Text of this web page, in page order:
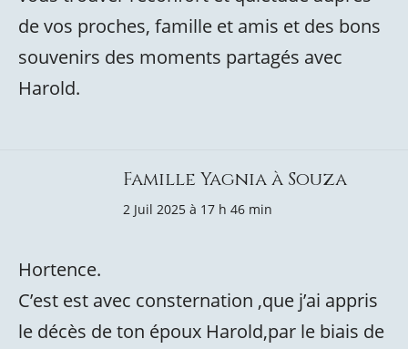
de vos proches, famille et amis et des bons
souvenirs des moments partagés avec
Harold.
Famille Yagnia à Souza
2 Juil 2025 à 17 h 46 min
Hortence.
C’est est avec consternation ,que j’ai appris
le décès de ton époux Harold,par le biais de